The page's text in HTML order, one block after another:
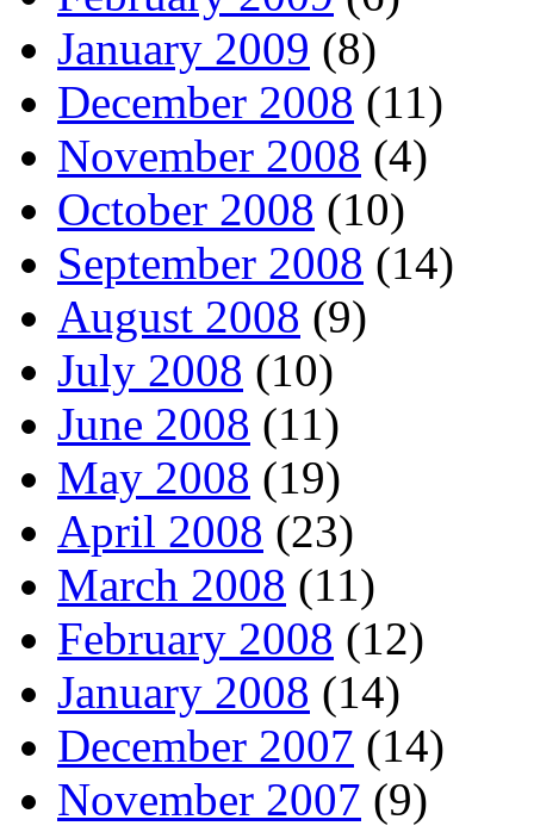
January 2009 (8)
December 2008 (11)
November 2008 (4)
October 2008 (10)
September 2008 (14)
August 2008 (9)
July 2008 (10)
June 2008 (11)
May 2008 (19)
April 2008 (23)
March 2008 (11)
February 2008 (12)
January 2008 (14)
December 2007 (14)
November 2007 (9)